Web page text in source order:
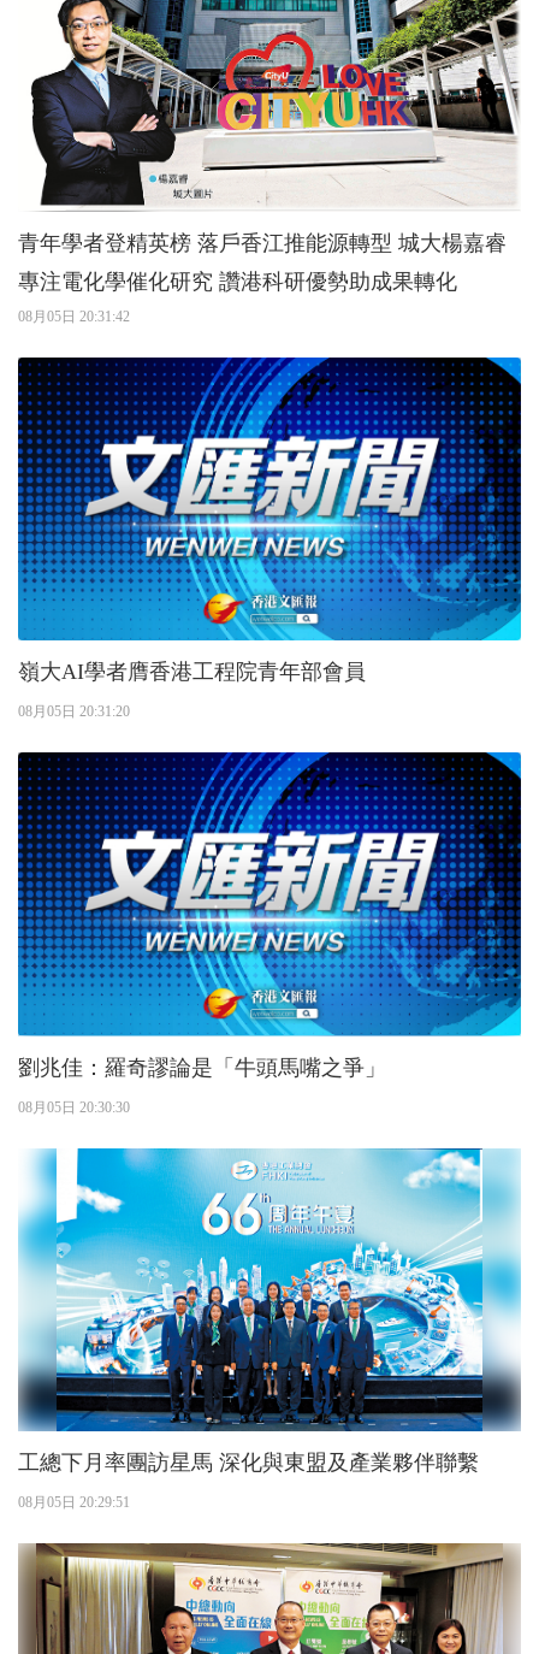
青年學者登精英榜 落戶香江推能源轉型 城大楊嘉睿
專注電化學催化研究 讚港科研優勢助成果轉化
08月05日 20:31:42
嶺大AI學者膺香港工程院青年部會員
08月05日 20:31:20
劉兆佳：羅奇謬論是「牛頭馬嘴之爭」
08月05日 20:30:30
工總下月率團訪星馬 深化與東盟及產業夥伴聯繫
08月05日 20:29:51